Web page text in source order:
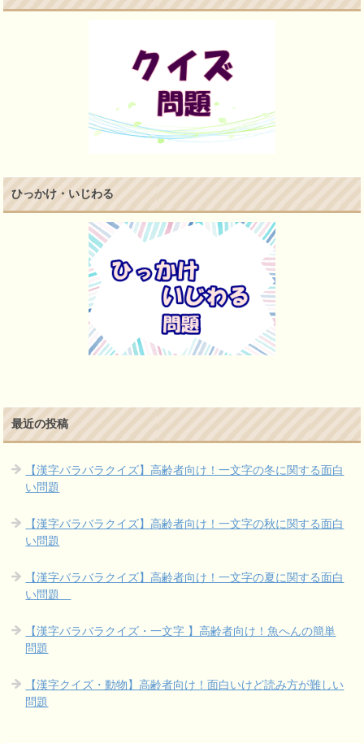
ひっかけ・いじわる
最近の投稿
【漢字バラバラクイズ】高齢者向け！一文字の冬に関する面白
い問題
【漢字バラバラクイズ】高齢者向け！一文字の秋に関する面白
い問題
【漢字バラバラクイズ】高齢者向け！一文字の夏に関する面白
い問題
【漢字バラバラクイズ・一文字 】高齢者向け！魚へんの簡単
問題
【漢字クイズ・動物】高齢者向け！面白いけど読み方が難しい
問題